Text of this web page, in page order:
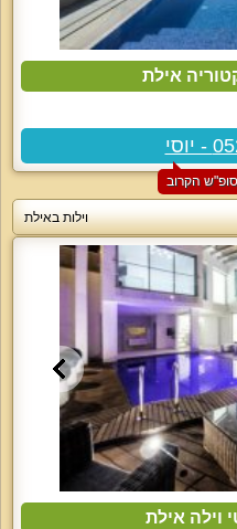
אילת
וילות באילת
וילה אילת